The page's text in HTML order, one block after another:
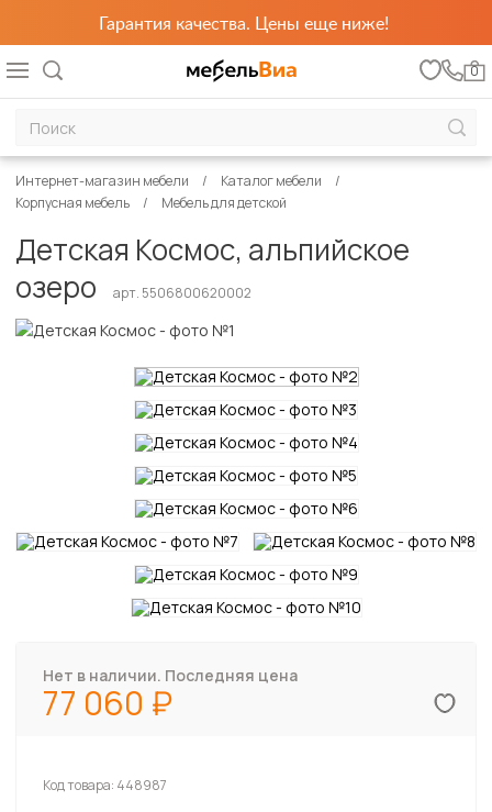
Гарантия качества. Цены еще ниже!
0
Интернет-магазин мебели
Каталог мебели
Корпусная мебель
Мебель для детской
Детская Космос, альпийское
озеро
арт. 5506800620002
Нет в наличии. Последняя цена
77 060
Код товара: 448987